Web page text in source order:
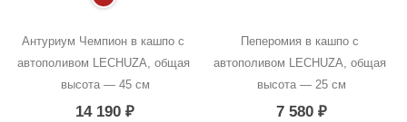
Антуриум Чемпион в кашпо с
автополивом LECHUZA, общая
высота — 45 см
14 190₽
Пеперомия в кашпо с
автополивом LECHUZA, общая
высота — 25 см
7 580₽